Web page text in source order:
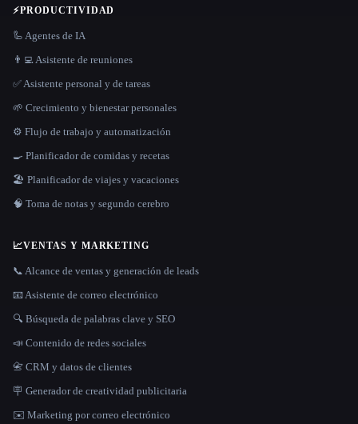
⚡PRODUCTIVIDAD
🦾 Agentes de IA
👨‍💻 Asistente de reuniones
✅ Asistente personal y de tareas
🌱 Crecimiento y bienestar personales
⚙️ Flujo de trabajo y automatización
🍳 Planificador de comidas y recetas
🏖 Planificador de viajes y vacaciones
🧠 Toma de notas y segundo cerebro
📈VENTAS Y MARKETING
📞 Alcance de ventas y generación de leads
📧 Asistente de correo electrónico
🔍 Búsqueda de palabras clave y SEO
📣 Contenido de redes sociales
📇 CRM y datos de clientes
🪧 Generador de creatividad publicitaria
✉️ Marketing por correo electrónico